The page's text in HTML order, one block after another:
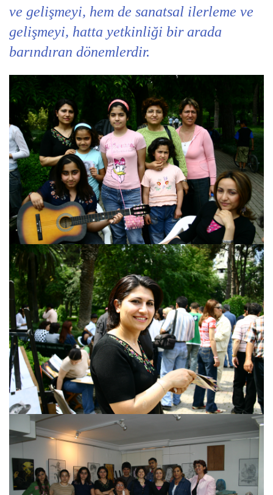
ve gelişmeyi, hem de sanatsal ilerleme ve
gelişmeyi, hatta yetkinliği bir arada
barındıran dönemlerdir.